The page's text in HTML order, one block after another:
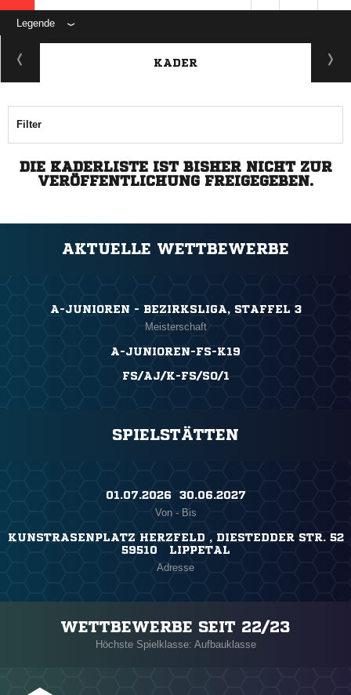
Legende
KADER
Filter
DIE KADERLISTE IST BISHER NICHT ZUR
VERÖFFENTLICHUNG FREIGEGEBEN.
AKTUELLE WETTBEWERBE
A-JUNIOREN - BEZIRKSLIGA, STAFFEL 3
Meisterschaft
A-JUNIOREN-FS-K19
FS/AJ/K-FS/SO/1
SPIELSTÄTTEN
01.07.2026 ​ 30.06.2027
Von - Bis
KUNSTRASENPLATZ HERZFELD , DIESTEDDER STR. 52
59510 LIPPETAL
Adresse
WETTBEWERBE SEIT 22/23
Höchste Spielklasse: Aufbauklasse